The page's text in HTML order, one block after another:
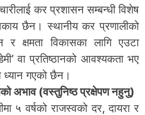
कर प्रशासन सम्बन्धी विशेष
छैन। स्थानीय कर प्रणालीको
क्षमता विकासका लागि एउटा
वा प्रतिष्ठानको आवश्यकता भए
गएको छैन।
अभाव (वस्तुनिष्ठ प्रक्षेपण नहुनु)
५ वर्षको राजस्वको दर, दायरा र